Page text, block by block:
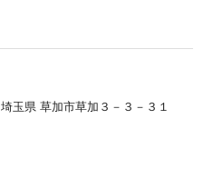
埼玉県 草加市草加３－３－３１